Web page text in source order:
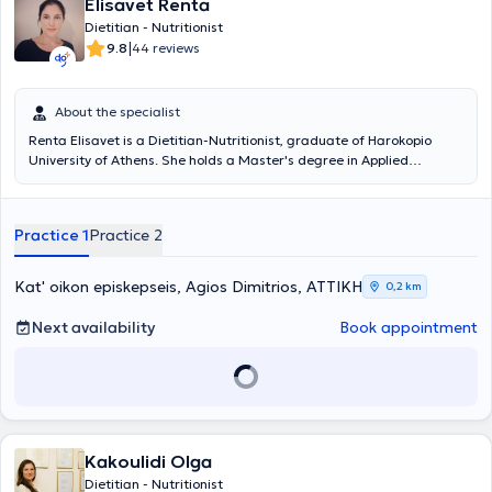
Elisavet Renta
Dietitian - Nutritionist
9.8|44 reviews
About the specialist
Renta Elisavet is a Dietitian-Nutritionist, graduate of Harokopio
University of Athens. She holds a Master's degree in Applied
Certificate of Pedagogical and Teaching Competence. She
Clinic of the Municipality of Athens. She has served as an Instructor
in the course "Practical (Healthy) Nutrition Advice" at the Lifelong
Learning Center of the Municipalities of Zografou and Ilioupoli and
has collaborated with gyms and the Department of Nutritional
Education and Exercise of the Municipality of Palaio Faliro. Finally,
she has attended numerous conferences and workshops aimed at
Practice 1Practice 2
Kat' oikon episkepseis, Agios Dimitrios, ΑΤΤΙΚΗ 0,2 km
Next availability Book appointment
Kakoulidi Olga
Dietitian - Nutritionist